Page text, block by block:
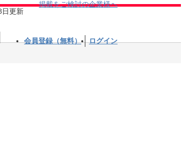
日更新
掲載をご検討の企業様へ
会員登録（無料） ログイン